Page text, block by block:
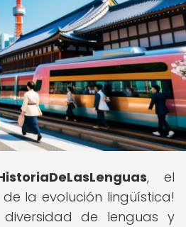
, el
la evolución lingüística!
de lenguas y